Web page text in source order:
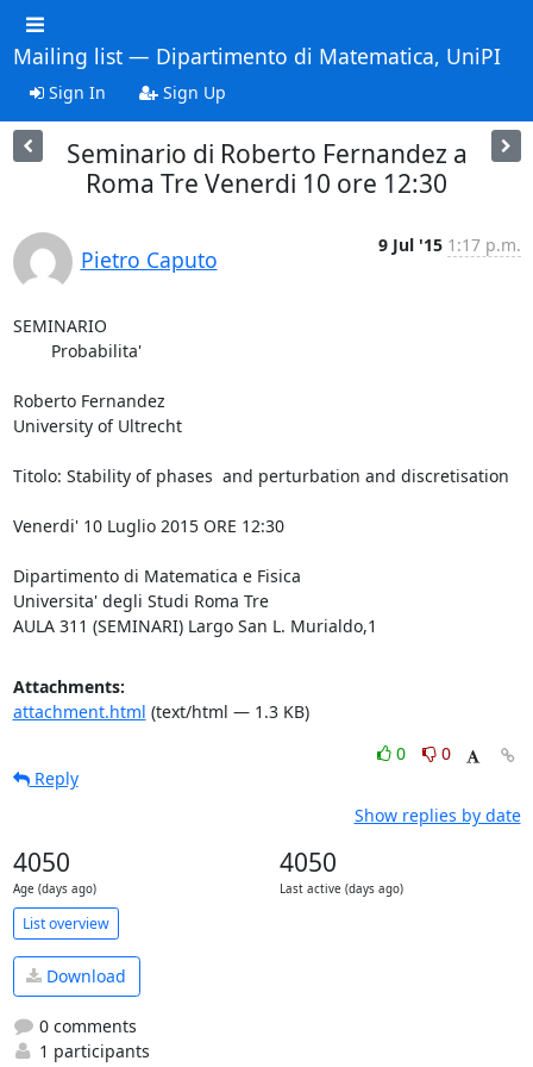
Mailing list — Dipartimento di Matematica, UniPI
Sign In Sign Up
Seminario di Roberto Fernandez a
Roma Tre Venerdi 10 ore 12:30
Pietro Caputo
9 Jul '15 1:17 p.m.
SEMINARIO
Roberto Fernandez
University of Ultrecht
Titolo: Stability of phases  and perturbation and discretisation
Venerdi' 10 Luglio 2015 ORE 12:30
Dipartimento di Matematica e Fisica
Universita' degli Studi Roma Tre
AULA 311 (SEMINARI) Largo San L. Murialdo,1
Attachments:
attachment.html (text/html — 1.3 KB)
0
0
Reply
Show replies by date
4050
Age (days ago)
4050
Last active (days ago)
List overview
Download
0 comments
1 participants